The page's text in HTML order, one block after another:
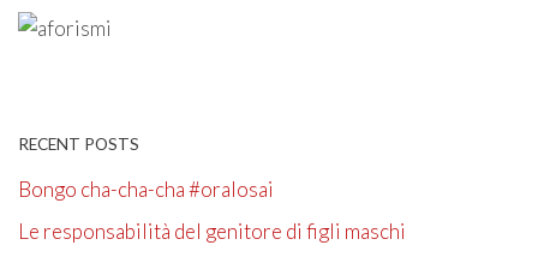
RECENT POSTS
Bongo cha-cha-cha #oralosai
Le responsabilità del genitore di figli maschi